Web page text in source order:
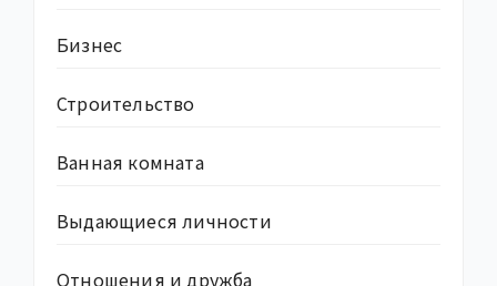
Бизнес
Строительство
Ванная комната
Выдающиеся личности
Отношения и дружба